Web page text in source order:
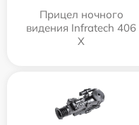
Прицел ночного
видения Infratech 406
Х